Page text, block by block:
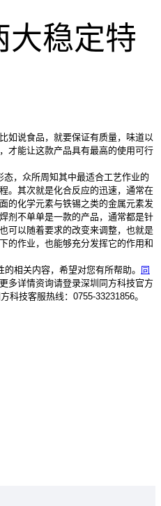
大稳定特
如说食品，就要保证有质量，味道以
才能让这款产品具有最高的使用可行
，众所周知其中最适合工艺作业的
。其次就是化合反应的迅速，通常在
的化学元素与铁锡之类的金属元素发
剂不单单是一款的产品，通常都是针
可以随着要求的改变来调整，也就是
的作业，也能够充分发挥它的作用和
相关内容，希望对您有所帮助。
同
详情资询请登录深圳同方科技官方
科技客服热线：0755-33231856。